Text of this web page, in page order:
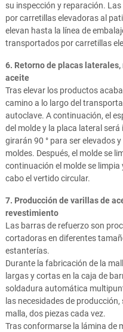
su inspección y reparación.
por carretillas elevadoras al
elevan hasta la línea de
transportados por carretillas
6. Retorno de placas
aceite
Tras elevar los productos
camino a lo largo del
autoclave. A continuación, el
del molde y la placa lateral
girarán 90 ° para ser elevados
moldes. Después, el molde se
continuación el molde se limpia
cabo el vertido circular.
7. Producción de varillas de
revestimiento
Las barras de refuerzo son
cortadoras en diferentes
estanterías.
Durante la fabricación de la
largas y cortas en la caja de
soldadura automática
las necesidades de
malla, dos piezas cada vez.
Tras conformarse la lámina de